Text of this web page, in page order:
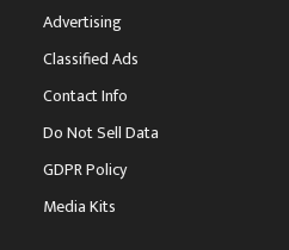
Advertising
Classified Ads
Contact Info
Do Not Sell Data
GDPR Policy
Media Kits